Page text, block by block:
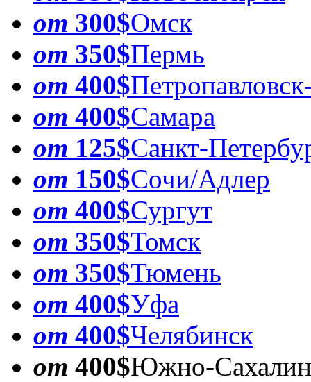
от 300$Омск
от 350$Пермь
от 400$
от 400$Самара
от 125$Санкт-
от 150$Сочи/Адлер
от 400$Сургут
от 350$Томск
от 350$Тюмень
от 400$Уфа
от 400$Челябинск
от 400$Южно-